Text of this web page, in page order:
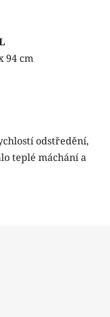
94 cm
odstředění,
teplé máchání a